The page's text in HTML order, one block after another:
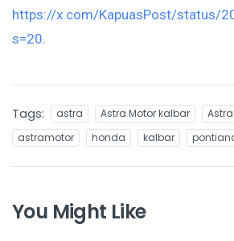
https://x.com/KapuasPost/status/
s=20.
Tags: astra Astra Motor kalbar
astramotor
honda kalbar
You Might Like